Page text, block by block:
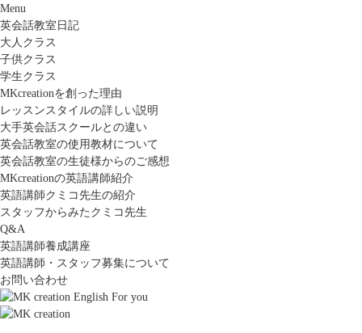
Menu
英会話教室日記
大人クラス
子供クラス
学生クラス
MKcreationを創った理由
レッスンスタイルの詳しい説明
大手英会話スクールとの違い
英会話教室の使用教材について
英会話教室の生徒様からのご感想
MKcreationの英語講師紹介
英語講師クミコ先生の紹介
スタッフからみたクミコ先生
Q&A
英語講師養成講座
英語講師・スタッフ募集について
お問い合わせ